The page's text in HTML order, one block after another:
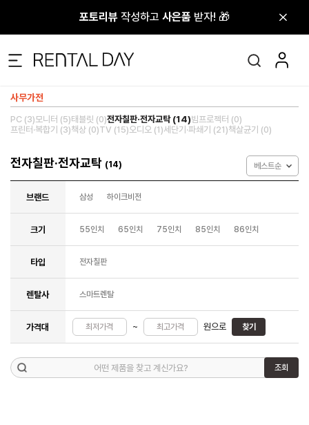
포토리뷰 작성하고 사은품 받자! 🎁
포토리뷰 작성하고 사은품 받자! 🎁
사무가전
PC (3)모니터 (5)태블릿 (0)전자칠판·전자교탁 (14)빔프로젝터 (0)
프린터·복합기 (3)책상 (0)TV (15)오디오 (1)세단기·파쇄기 (21)책살균기 (0)
전자칠판·전자교탁 (14) 베스트순
브랜드 삼성 하이크비전
크기 55인치 65인치 75인치 85인치 86인치
타입 전자칠판
렌탈사 스마트렌탈
가격대 ~ 원으로 찾기
조회